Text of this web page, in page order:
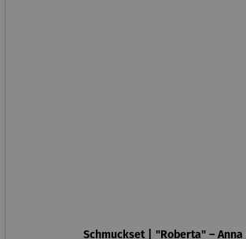
Schmuckset | "Roberta" – Anna